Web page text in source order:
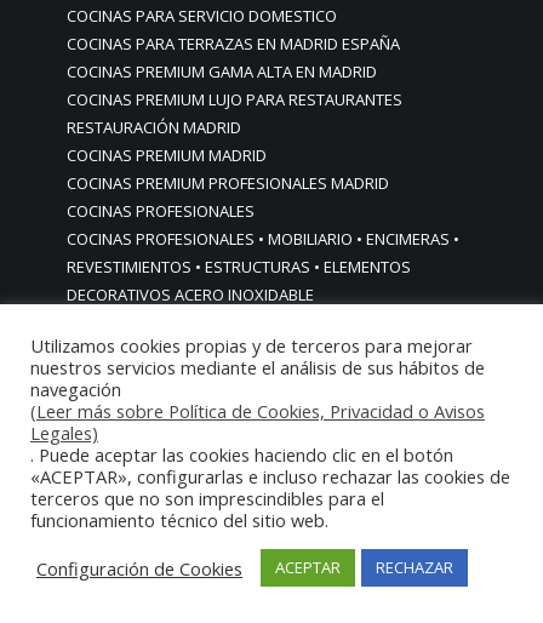
COCINAS PARA SERVICIO DOMESTICO
COCINAS PARA TERRAZAS EN MADRID ESPAÑA
COCINAS PREMIUM GAMA ALTA EN MADRID
COCINAS PREMIUM LUJO PARA RESTAURANTES
RESTAURACIÓN MADRID
COCINAS PREMIUM MADRID
COCINAS PREMIUM PROFESIONALES MADRID
COCINAS PROFESIONALES
COCINAS PROFESIONALES • MOBILIARIO • ENCIMERAS •
REVESTIMIENTOS • ESTRUCTURAS • ELEMENTOS
DECORATIVOS ACERO INOXIDABLE
PARTICULARES
COCINAS PROFESIONALES ACERO INOXIDABLE
COCINAS PROFESIONALES HORECA
COCINAS PROFESIONALES HOSTELERÍA MADRID
Cocinas profesionales industriales monoblock a medida
personalizadas
Cocinas profesionales industriales monoblock a medida
personalizadasCocinas profesionales industriales
monoblock a medida personalizadas
Utilizamos cookies propias y de terceros para mejorar
nuestros servicios mediante el análisis de sus hábitos de
navegación
(Leer más sobre Política de Cookies, Privacidad o Avisos
Legales)
. Puede aceptar las cookies haciendo clic en el botón
«ACEPTAR», configurarlas e incluso rechazar las cookies de
terceros que no son imprescindibles para el
funcionamiento técnico del sitio web.
Configuración de Cookies
ACEPTAR RECHAZAR